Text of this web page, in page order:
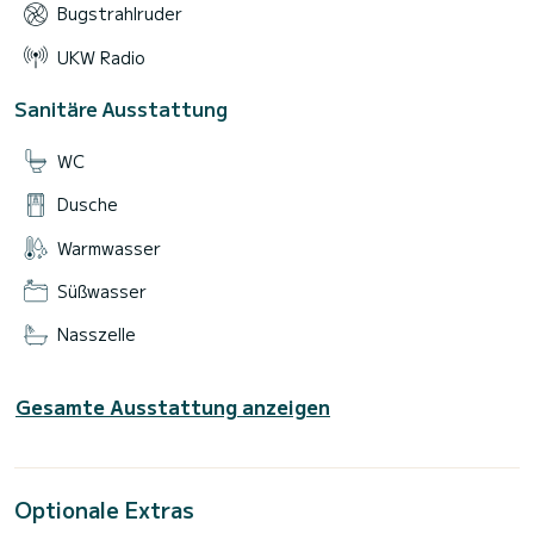
Bugstrahlruder
UKW Radio
Sanitäre Ausstattung
WC
Dusche
Warmwasser
Süßwasser
Nasszelle
Gesamte Ausstattung anzeigen
Optionale Extras